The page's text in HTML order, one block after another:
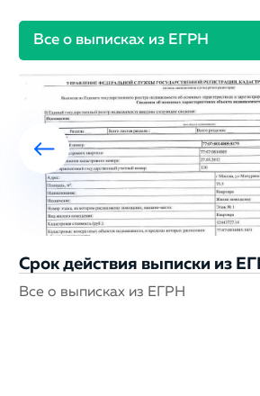
Все о выписках из ЕГРН
Срок действия выписки из
Все о выписках из ЕГРН